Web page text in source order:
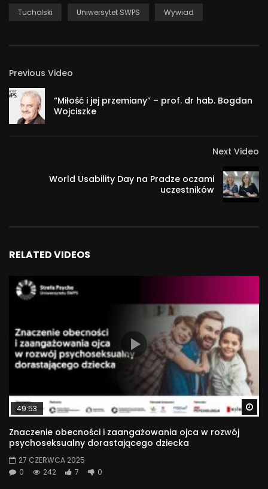
Tucholski, autor bloga andrzejtucholski.pl, student
Tucholski Uniwersytet SWPS Wywiad
Previous Video
“Miłość i jej przemiany” – prof. dr hab. Bogdan
Wojciszke
Next Video
World Usability Day na Pradze oczami
uczestników
RELATED VIDEOS
49:53
Znaczenie obecności i zaangażowania ojca w rozwój
psychoseksualny dorastającego dziecka
27 CZERWCA 2025
0
242 7 0